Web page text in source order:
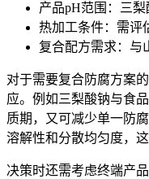
产品pH范围：三
热加工条件：需评
复合配方需求：与
对于需要复合防腐方案
应。例如三梨酸钠与食
质期，又可减少单一防
溶解性和分散均匀度，
决策时还需考虑终端产品